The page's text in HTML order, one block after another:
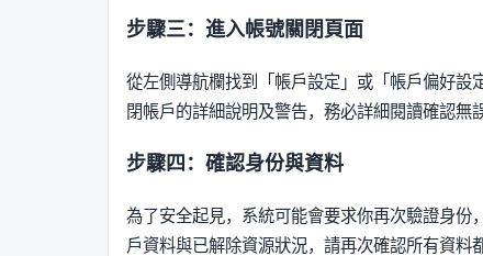
步驟三：進入帳號關閉頁面
從左側導航欄找到「帳戶設定」或「帳戶偏好設
閉帳戶的詳細說明及警告，務必詳細閱讀確認無
步驟四：確認身份與資料
為了安全起見，系統可能會要求你再次驗證身
戶資料與已解除資源狀況，請再次確認所有資料